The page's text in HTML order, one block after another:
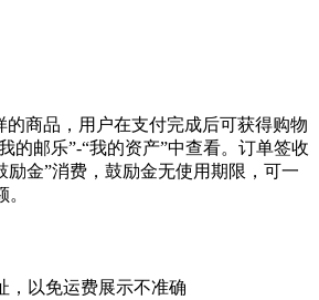
的商品，用户在支付完成后可获得购物
的邮乐”-“我的资产”中查看。订单签收
励金”消费，鼓励金无使用期限，可一
，以免运费展示不准确